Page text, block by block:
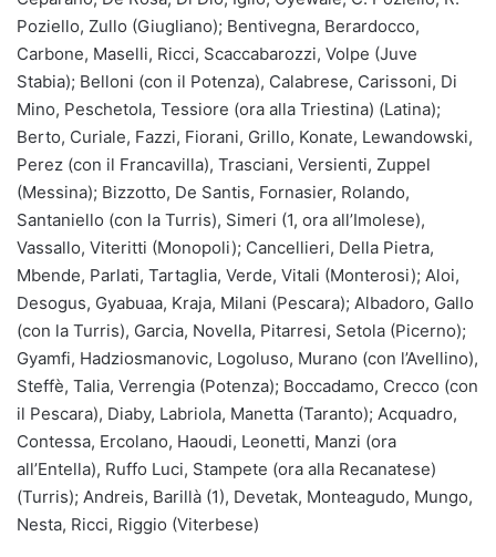
Poziello, Zullo (Giugliano); Bentivegna, Berardocco,
Carbone, Maselli, Ricci, Scaccabarozzi, Volpe (Juve
Stabia); Belloni (con il Potenza), Calabrese, Carissoni, Di
Mino, Peschetola, Tessiore (ora alla Triestina) (Latina);
Berto, Curiale, Fazzi, Fiorani, Grillo, Konate, Lewandowski,
Perez (con il Francavilla), Trasciani, Versienti, Zuppel
(Messina); Bizzotto, De Santis, Fornasier, Rolando,
Santaniello (con la Turris), Simeri (1, ora all’Imolese),
Vassallo, Viteritti (Monopoli); Cancellieri, Della Pietra,
Mbende, Parlati, Tartaglia, Verde, Vitali (Monterosi); Aloi,
Desogus, Gyabuaa, Kraja, Milani (Pescara); Albadoro, Gallo
(con la Turris), Garcia, Novella, Pitarresi, Setola (Picerno);
Gyamfi, Hadziosmanovic, Logoluso, Murano (con l’Avellino),
Steffè, Talia, Verrengia (Potenza); Boccadamo, Crecco (con
il Pescara), Diaby, Labriola, Manetta (Taranto); Acquadro,
Contessa, Ercolano, Haoudi, Leonetti, Manzi (ora
all’Entella), Ruffo Luci, Stampete (ora alla Recanatese)
(Turris); Andreis, Barillà (1), Devetak, Monteagudo, Mungo,
Nesta, Ricci, Riggio (Viterbese)